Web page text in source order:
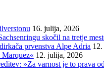
16. julija, 2026
skočil na tretje
prvenstva Alpe Adria
12. julija, 2026
»Za varnost je to prava